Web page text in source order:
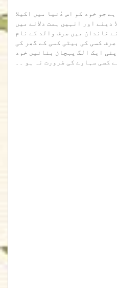
جو خود کو اس دُنیا میں اکیلا
دینے اور انہیں ہمت دلانے میں
خاندان میں صرف والد کے نام
کسی کی بیٹی کسی کے گھر کی
ایک الگ پہچان بنائیں خود
کسی سہارے کی ضرورت نہ ہو ۔۔